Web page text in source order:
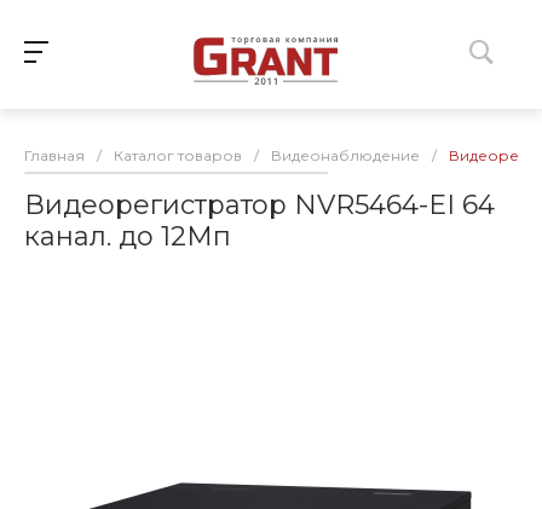
Главная / Каталог товаров / Видеонаблюдение /
Видеорегистратор NVR5464-EI 64
канал. до 12Мп